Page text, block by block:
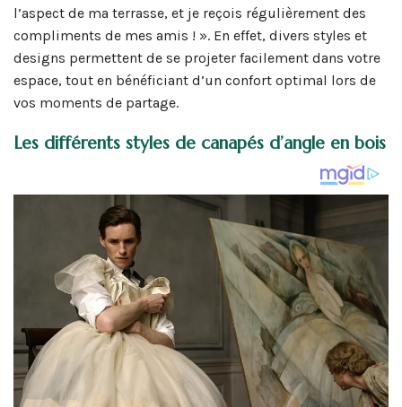
l’aspect de ma terrasse, et je reçois régulièrement des
compliments de mes amis ! ». En effet, divers styles et
designs permettent de se projeter facilement dans votre
espace, tout en bénéficiant d’un confort optimal lors de
vos moments de partage.
Les différents styles de canapés d’angle en bois